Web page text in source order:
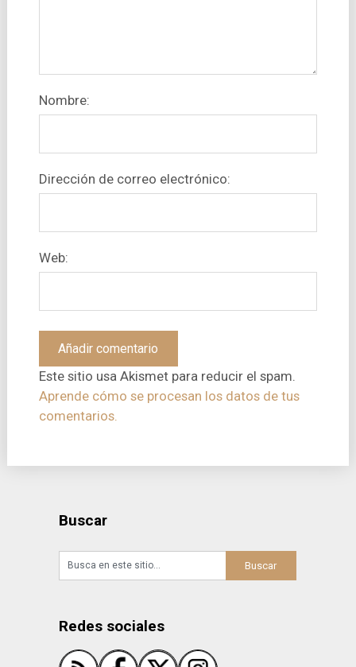
Nombre:
Dirección de correo electrónico:
Web:
Este sitio usa Akismet para reducir el spam.
Aprende cómo se procesan los datos de tus
comentarios.
Buscar
Redes sociales